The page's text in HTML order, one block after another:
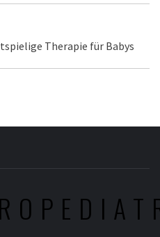
Therapie für Babys